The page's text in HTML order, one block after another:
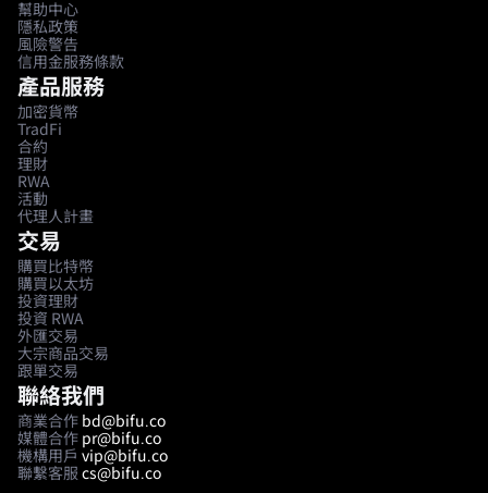
幫助中心
隱私政策
風險警告
信用金服務條款
產品服務
加密貨幣
TradFi
合約
理財
RWA
活動
代理人計畫
交易
購買比特幣
購買以太坊
投資理財
投資 RWA
外匯交易
大宗商品交易
跟單交易
聯絡我們
商業合作 bd@bifu.co
媒體合作 pr@bifu.co
機構用戶 vip@bifu.co
聯繫客服 cs@bifu.co